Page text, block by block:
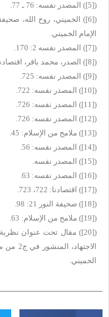
(
[5]) المصدر نفسه: 76 ـ 77.
(
[6]
الإمام الخميني.
(
[7]) المصدر نفسه 2: 170.
(
[8]) الصدر، محمد باقر، اقتصادنا: 721، بيروت، دار التعارف، ط
(
[9]) المصدر نفسه: 725.
(
[10]) المصدر نفسه: 722.
(
[11]) المصدر نفسه: 726.
(
[12]) المصدر نفسه: 726.
(
[13]) ملامح من الإسلام: 45.
(
[14]) المصدر نفسه: 56.
(
[15]) المصدر نفسه.
(
[16]) المصدر نفسه: 63.
(
[17]) اقتصادنا: 722، 723.
(
[18]) صحيفة النور 21: 98.
(
[19]) ملامح من الإسلام: 63.
(
[20]) مقال تحت عنوان نظرية
الخميني.